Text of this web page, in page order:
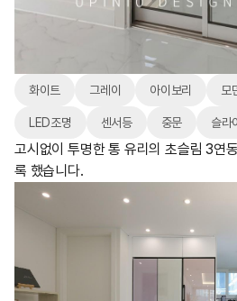
화이트 그레이 아이보리 모
LED조명 센서등 중문 슬라
고시없이 투명한 통 유리의 초슬림 3연
록 했습니다.